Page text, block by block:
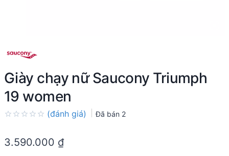
Giày chạy nữ Saucony Triumph
19 women
out
(đánh giá) Đã bán 2
3.590.000 ₫